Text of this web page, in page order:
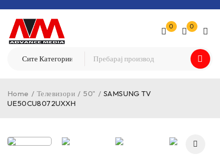
0 0
Home / Телевизори / 50" / SAMSUNG TV
UE50CU8072UXXH